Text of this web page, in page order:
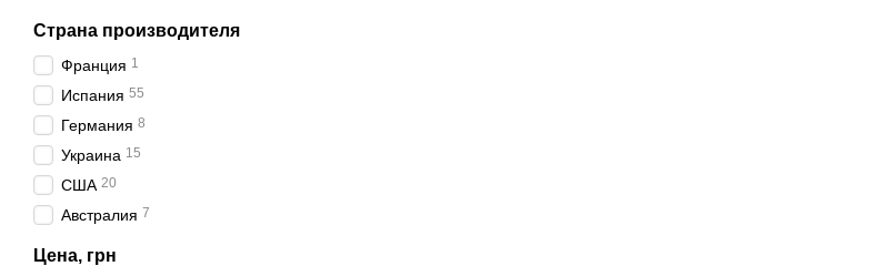
Страна производителя
Франция 1
Испания 55
Германия 8
Украина 15
США 20
Австралия 7
Цена, грн